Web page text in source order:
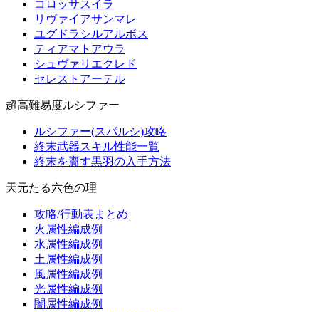
コロッサスイラ
リヴァイアサンマレ
ユグドラシルアルボス
ティアマトアウラ
シュヴァリエクレド
セレストアーテル
超高難易度ルシファー
ルシファー(スパルシ)攻略
終末武器スキル性能一覧
終末を齎す黒羽の入手方法
天元たる六色の理
攻略/行動表まとめ
火属性編成例
水属性編成例
土属性編成例
風属性編成例
光属性編成例
闇属性編成例